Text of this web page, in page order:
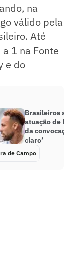
na
válido pela
Até
1 na Fonte
e do
Brasileiros
atuação de
da
claro’
de Campo